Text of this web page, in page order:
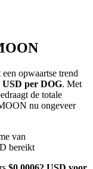
en grondstoffen
een opwaartse trend
USD per DOG. Met
de totale
nu ongeveer
van
bereikt